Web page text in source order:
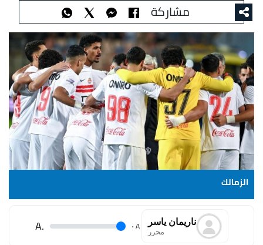
مشاركة
الزمالك
ناريمان ياسر
محرر A
.
.A